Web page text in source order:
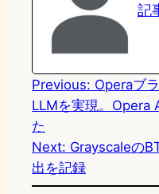
d
n
記
Previous: Operaブ
LLMを実現。Opera
た
Next: Grayscaleの
出を記録